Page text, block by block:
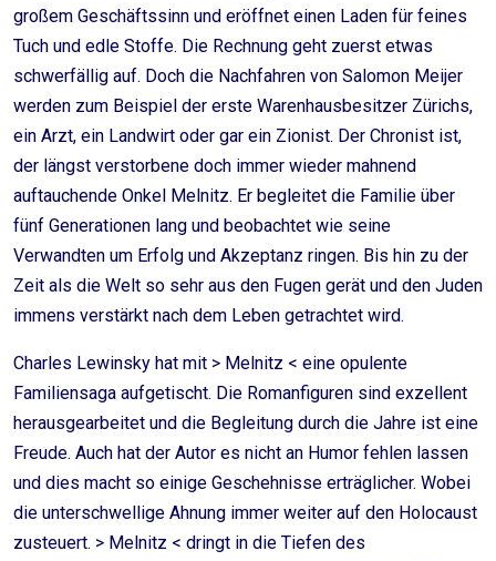
großem Geschäftssinn und eröffnet einen Laden für feines
Tuch und edle Stoffe. Die Rechnung geht zuerst etwas
schwerfällig auf. Doch die Nachfahren von Salomon Meijer
werden zum Beispiel der erste Warenhausbesitzer Zürichs,
ein Arzt, ein Landwirt oder gar ein Zionist. Der Chronist ist,
der längst verstorbene doch immer wieder mahnend
auftauchende Onkel Melnitz. Er begleitet die Familie über
fünf Generationen lang und beobachtet wie seine
Verwandten um Erfolg und Akzeptanz ringen. Bis hin zu der
Zeit als die Welt so sehr aus den Fugen gerät und den Juden
immens verstärkt nach dem Leben getrachtet wird.
Charles Lewinsky hat mit > Melnitz < eine opulente
Familiensaga aufgetischt. Die Romanfiguren sind exzellent
herausgearbeitet und die Begleitung durch die Jahre ist eine
Freude. Auch hat der Autor es nicht an Humor fehlen lassen
und dies macht so einige Geschehnisse erträglicher. Wobei
die unterschwellige Ahnung immer weiter auf den Holocaust
zusteuert. > Melnitz < dringt in die Tiefen des